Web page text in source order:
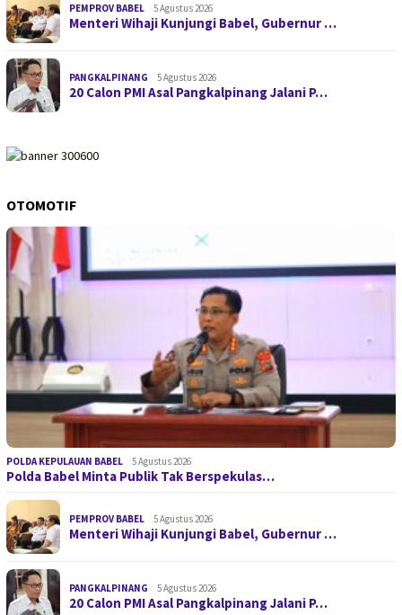
PEMPROV BABEL 5 Agustus 2026
Menteri Wihaji Kunjungi Babel, Gubernur …
PANGKALPINANG 5 Agustus 2026
20 Calon PMI Asal Pangkalpinang Jalani P…
OTOMOTIF
POLDA KEPULAUAN BABEL 5 Agustus 2026
Polda Babel Minta Publik Tak Berspekulas…
PEMPROV BABEL 5 Agustus 2026
Menteri Wihaji Kunjungi Babel, Gubernur …
PANGKALPINANG 5 Agustus 2026
20 Calon PMI Asal Pangkalpinang Jalani P…